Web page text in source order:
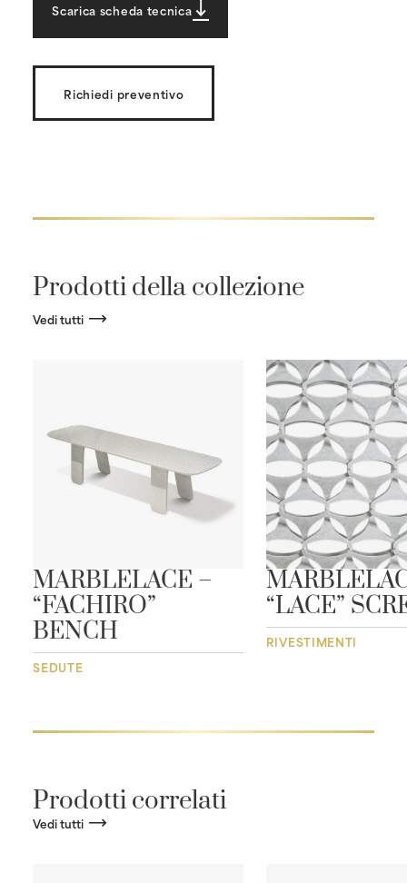
Scarica scheda tecnica
Richiedi preventivo
Prodotti della collezione
Vedi tutti
MARBLELACE –
“FACHIRO”
BENCH
SEDUTE
“LACE”
RIVESTIMENTI
Prodotti correlati
Vedi tutti